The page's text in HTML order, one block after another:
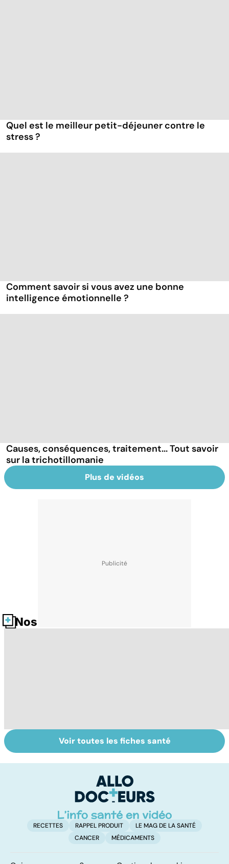
Quel est le meilleur petit-déjeuner contre le
stress ?
Comment savoir si vous avez une bonne
intelligence émotionnelle ?
Causes, conséquences, traitement... Tout savoir
sur la trichotillomanie
Plus de vidéos
Nos fiches santé
Violences
sexuelles :
Vivre après un
cancer
Voir toutes les fiches santé
RECETTES RAPPEL PRODUIT
LE MAG DE LA SANTÉ
CANCER
MÉDICAMENTS